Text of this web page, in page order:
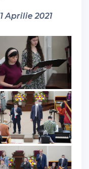
Aprilie 2021